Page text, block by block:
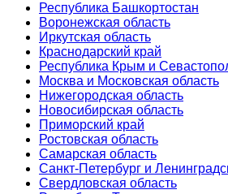
Республика Башкортостан
Воронежская область
Иркутская область
Краснодарский край
Республика Крым и
Москва и Московская область
Нижегородская область
Новосибирская область
Приморский край
Ростовская область
Самарская область
Санкт-Петербург и
Свердловская область